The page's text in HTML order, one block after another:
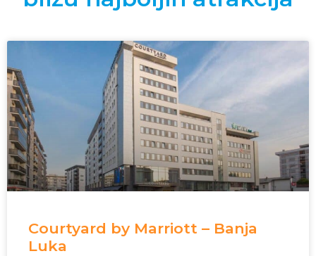
Courtyard by Marriott – Banja
Luka